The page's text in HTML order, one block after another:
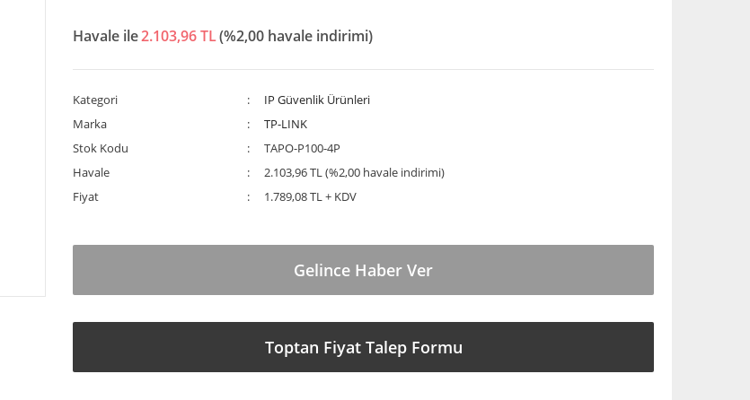
Havale ile2.103,96 TL(%2,00 havale indirimi)
Kategori
IP Güvenlik Ürünleri
Marka
TP-LINK
Stok Kodu
TAPO-P100-4P
Havale
2.103,96 TL (%2,00 havale indirimi)
Fiyat
1.789,08 TL + KDV
Gelince Haber Ver
Toptan Fiyat Talep Formu